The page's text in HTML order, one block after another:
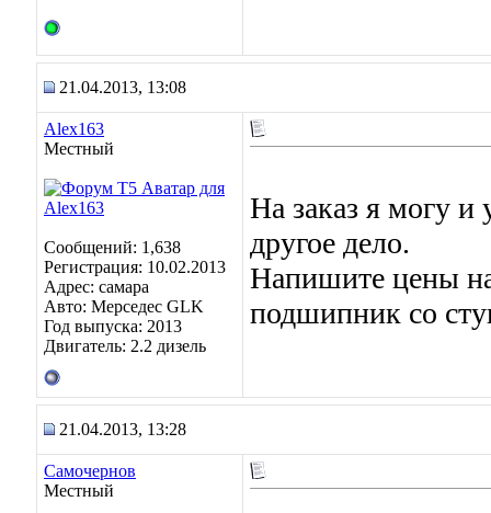
21.04.2013, 13:08
Alex163
Местный
Сообщений: 1,638
Регистрация: 10.02.2013
Адрес: самара
Авто: Мерседес GLK
Год выпуска: 2013
Двигатель: 2.2 дизель
На заказ я могу и
другое дело.
Напишите цены
подшипник со
21.04.2013, 13:28
Самочернов
Местный